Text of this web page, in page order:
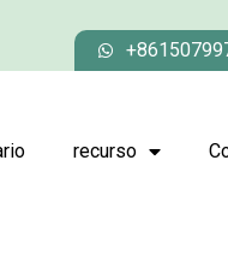
recurso